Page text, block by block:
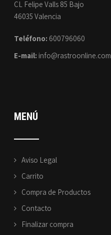
CL Felipe Valls 85 Bajo
46035 Valencia
Teléfono: 600796060
E-mail: info@rastroonline.com
MENÚ
Aviso Legal
Carrito
Compra de Productos
Contacto
Finalizar compra